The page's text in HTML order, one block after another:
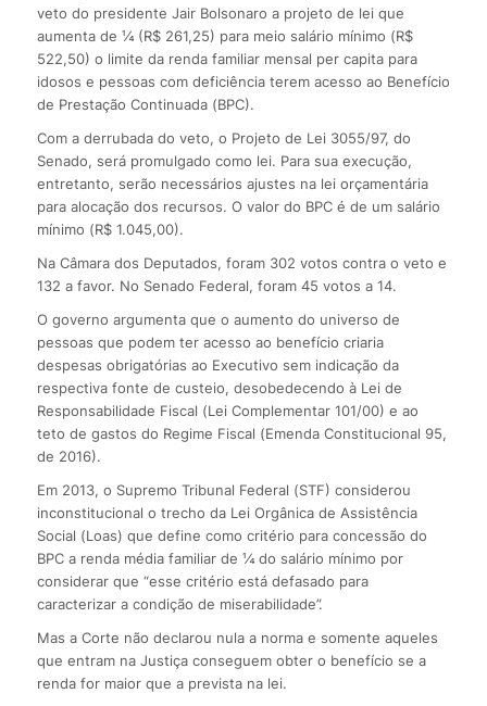
veto do presidente Jair Bolsonaro a projeto de lei que
aumenta de ¼ (R$ 261,25) para meio salário mínimo (R$
522,50) o limite da renda familiar mensal per capita para
idosos e pessoas com deficiência terem acesso ao Benefício
de Prestação Continuada (BPC).
Com a derrubada do veto, o Projeto de Lei 3055/97, do
Senado, será promulgado como lei. Para sua execução,
entretanto, serão necessários ajustes na lei orçamentária
para alocação dos recursos. O valor do BPC é de um salário
mínimo (R$ 1.045,00).
Na Câmara dos Deputados, foram 302 votos contra o veto e
132 a favor. No Senado Federal, foram 45 votos a 14.
O governo argumenta que o aumento do universo de
pessoas que podem ter acesso ao benefício criaria
despesas obrigatórias ao Executivo sem indicação da
respectiva fonte de custeio, desobedecendo à Lei de
Responsabilidade Fiscal (Lei Complementar 101/00) e ao
teto de gastos do Regime Fiscal (Emenda Constitucional 95,
de 2016).
Em 2013, o Supremo Tribunal Federal (STF) considerou
inconstitucional o trecho da Lei Orgânica de Assistência
Social (Loas) que define como critério para concessão do
BPC a renda média familiar de ¼ do salário mínimo por
considerar que “esse critério está defasado para
caracterizar a condição de miserabilidade”.
Mas a Corte não declarou nula a norma e somente aqueles
que entram na Justiça conseguem obter o benefício se a
renda for maior que a prevista na lei.